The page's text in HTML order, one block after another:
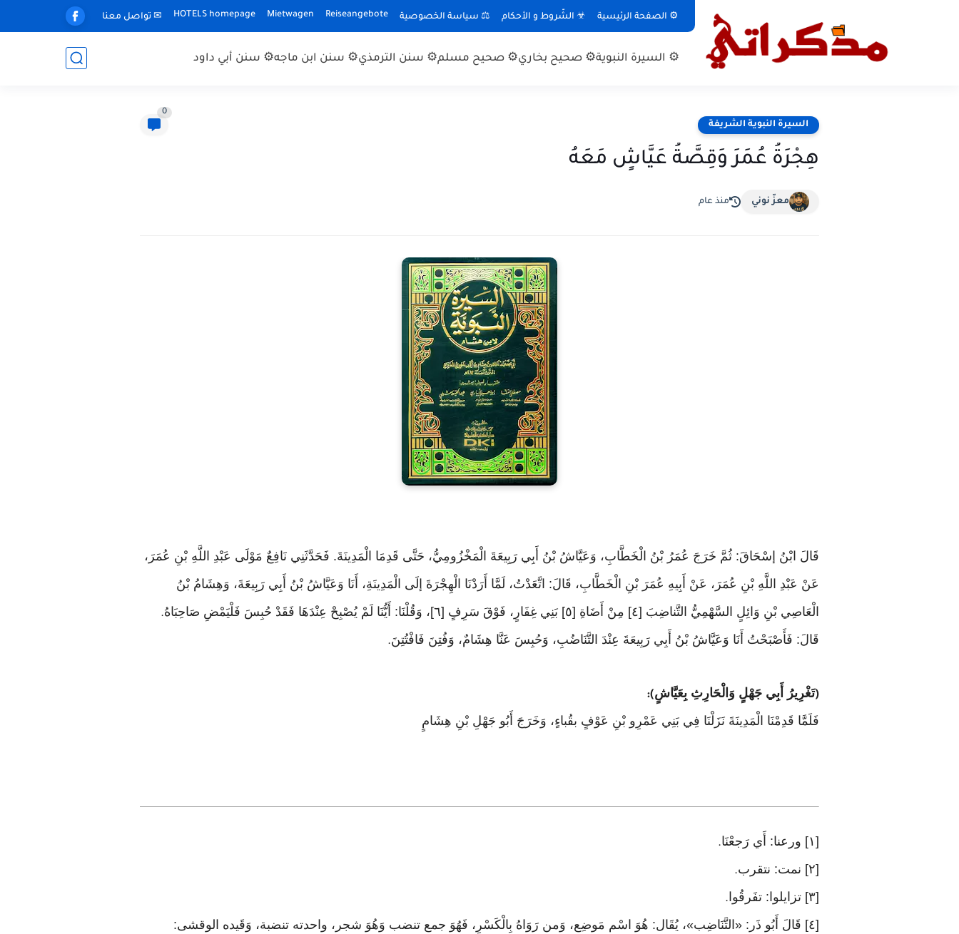
⚙ الصفحة الرئيسية ☣ الشّروط و الأحكام ⚖ سياسة الخصوصية Reiseangebote
Mietwagen
HOTELS homepage ✉ تواصل معنا
⚙ السيرة النبوية⚙ صحيح بخاري⚙ صحيح مسلم⚙ سنن الترمذي⚙ سنن ابن ماجه⚙ سنن أبي داود
السيرة النبوية الشريفة
0
هِجْرَةُ عُمَرَ وَقِصَّةُ عَيَّاشٍ مَعَهُ
معزّ نوني منذ عام
قَالَ ابْنُ إسْحَاقَ: ثُمَّ خَرَجَ عُمَرُ بْنُ الْخَطَّابِ، وَعَيَّاشُ بْنُ أَبِي رَبِيعَةَ الْمَخْزُومِيُّ، حَتَّى قَدِمَا الْمَدِينَةَ. فَحَدَّثَنِي نَافِعٌ مَوْلَى عَبْدِ اللَّهِ بْنِ عُمَرَ،
عَنْ عَبْدِ اللَّهِ بْنِ عُمَرَ، عَنْ أَبِيهِ عُمَرَ بْنِ الْخَطَّابِ، قَالَ: اتَّعَدْتُ، لَمَّا أَرَدْنَا الْهِجْرَةَ إلَى الْمَدِينَةِ، أَنَا وَعَيَّاشُ بْنُ أَبِي رَبِيعَةَ، وَهِشَامُ بْنُ
الْعَاصِي بْنِ وَائِلٍ السَّهْمِيُّ التَّناضِبَ [٤] مِنْ أَضَاةِ [٥] بَنِي غِفَارٍ، فَوْقَ سَرِفٍ [٦]، وَقُلْنَا: أَيُّنَا لَمْ يُصْبِحْ عِنْدَهَا فَقَدْ حُبِسَ فَلْيَمْضِ صَاحِبَاهُ
.
قَالَ: فَأَصْبَحْتُ أَنَا وَعَيَّاشُ بْنُ أَبِي رَبِيعَةَ عِنْدَ التَّنَاضُبِ، وَحُبِسَ عَنَّا هِشَامٌ، وَفُتِنَ فَافْتُتِنَ.
(تَغْرِيرُ أَبِي جَهْلٍ وَالْحَارِثِ بِعَيَّاشٍ):
فَلَمَّا قَدِمْنَا الْمَدِينَةَ نَزَلْنَا فِي بَنِي عَمْرِو بْنِ عَوْفٍ بقُباءٍ، وَخَرَجَ أَبُو جَهْلِ بْنِ هِشَامٍ
[١] ورعنا: أَي رَجعْنَا .
[٢] نمت: نتقرب .
[٣] تزايلوا: تفَرقُوا .
[٤] قَالَ أَبُو ذَر: «التَّنَاضِب»، يُقَال: هُوَ اسْم مَوضِع، وَمن رَوَاهُ بِالْكَسْرِ، فَهُوَ جمع تنضب وَهُوَ شجر، واحدته تنضبة، وَقَيده الوقشى: